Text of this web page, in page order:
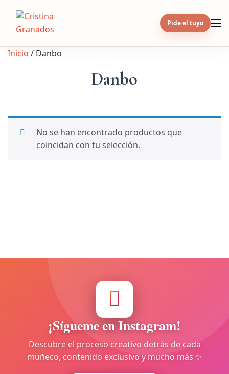
content
Pide el tuyo
Inicio / Danbo
Danbo
No se han encontrado productos que
coincidan con tu selección.
¡Sígueme en Instagram!
Descubre el proceso creativo detrás de cada
muñeco, contenido exclusivo y mucho más ✨